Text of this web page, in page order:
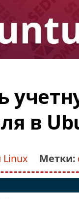
в
Linux Метки: